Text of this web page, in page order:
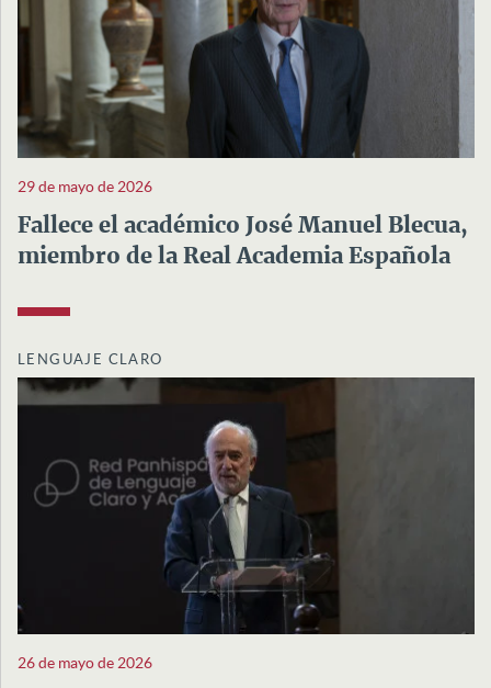
29 de mayo de 2026
Fallece el académico José Manuel Blecua,
miembro de la Real Academia Española
LENGUAJE CLARO
26 de mayo de 2026